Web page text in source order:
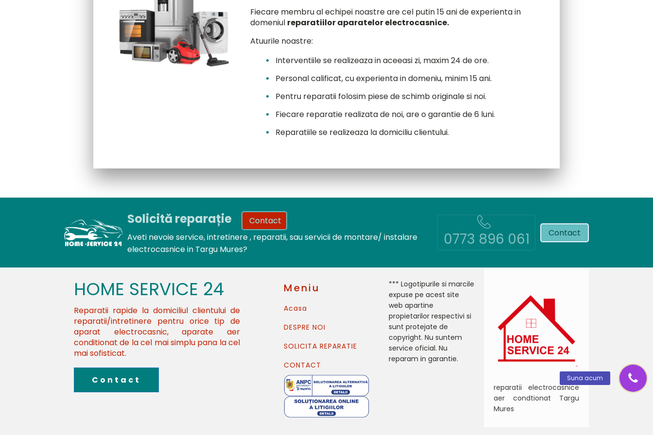
Fiecare membru al echipei noastre are cel putin 15 ani de experienta in
domeniul reparatiilor aparatelor electrocasnice.
Atuurile noastre:
Interventiile se realizeaza in aceeasi zi, maxim 24 de ore.
Personal calificat, cu experienta in domeniu, minim 15 ani.
Pentru reparatii folosim piese de schimb originale si noi.
Fiecare reparatie realizata de noi, are o garantie de 6 luni.
Reparatiile se realizeaza la domiciliu clientului.
Solicită reparație
Contact
Aveti nevoie service, intretinere , reparatii, sau servicii de montare/ instalare
electrocasnice in Targu Mures?
0773 896 061 Contact
HOME SERVICE 24
Reparatii rapide la domiciliul clientului de
reparatii/intretinere pentru orice tip de
aparat electrocasnic, aparate aer
conditionat de la cel mai simplu pana la cel
mai sofisticat.
Contact
Meniu
Acasa
DESPRE NOI
SOLICITA REPARATIE
CONTACT
*** Logotipurile si marcile
expuse pe acest site
web apartine
propietarilor respectivi si
sunt protejate de
copyright. Nu suntem
service oficial. Nu
reparam in garantie.
reparatii electrocasnice
aer condtionat Targu
Mures
Suna acum